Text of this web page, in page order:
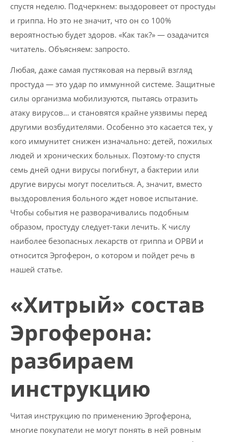
спустя неделю. Подчеркнем: выздоровеет от простуды
и гриппа. Но это не значит, что он со 100%
вероятностью будет здоров. «Как так?» — озадачится
читатель. Объясняем: запросто.
Любая, даже самая пустяковая на первый взгляд
простуда — это удар по иммунной системе. Защитные
силы организма мобилизуются, пытаясь отразить
атаку вирусов… и становятся крайне уязвимы перед
другими возбудителями. Особенно это касается тех, у
кого иммунитет снижен изначально: детей, пожилых
людей и хронических больных. Поэтому-то спустя
семь дней одни вирусы погибнут, а бактерии или
другие вирусы могут поселиться. А, значит, вместо
выздоровления больного ждет новое испытание.
Чтобы события не разворачивались подобным
образом, простуду следует-таки лечить. К числу
наиболее безопасных лекарств от гриппа и ОРВИ и
относится Эргоферон, о котором и пойдет речь в
нашей статье.
«Хитрый» состав
Эргоферона:
разбираем
инструкцию
Читая инструкцию по применению Эргоферона,
многие покупатели не могут понять в ней ровным